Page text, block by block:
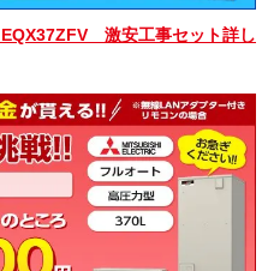
激安工事セット詳し